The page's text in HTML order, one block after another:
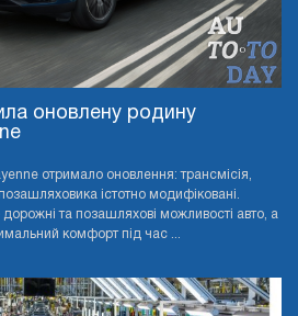
оновлену родину
отримало оновлення: трансмісія,
істотно модифіковані.
та позашляхові можливості авто, а
комфорт під час ...